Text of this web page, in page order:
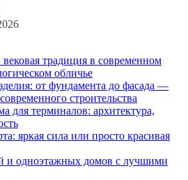
традиция в современном
обличье
от фундамента до фасада —
строительства
для терминалов: архитектура,
яркая сила или просто красивая
и одноэтажных домов с лучшими